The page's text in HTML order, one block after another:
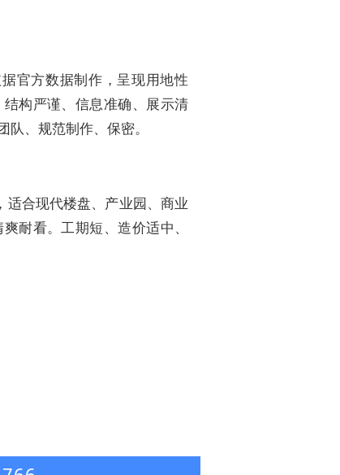
官方数据制作，呈现用地性
构严谨、信息准确、展示清
、规范制作、保密。
合现代楼盘、产业园、商业
耐看。工期短、造价适中、